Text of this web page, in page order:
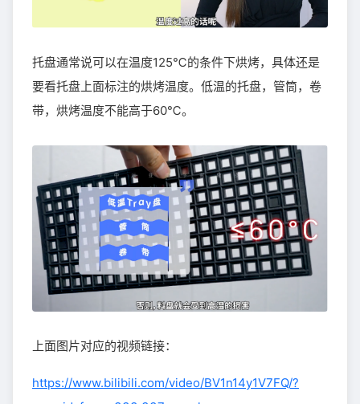
托盘通常说可以在温度125℃的条件下烘烤，具体还是
要看托盘上面标注的烘烤温度。低温的托盘，管筒，卷
带，烘烤温度不能高于60℃。
上面图片对应的视频链接：
https://www.bilibili.com/video/BV1n14y1V7FQ/?